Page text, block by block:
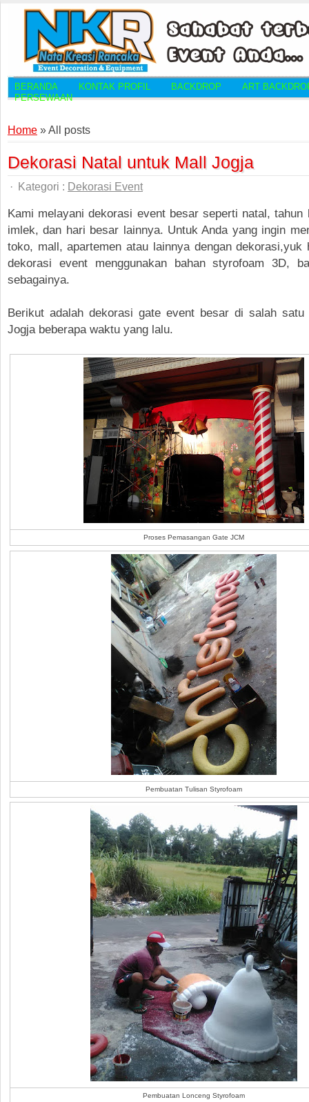
BERANDA KONTAK PROFIL BACKDROP
ART
PERSEWAAN
Home »All posts
Dekorasi Natal untuk Mall Jogja
· Kategori : Dekorasi Event
Kami melayani dekorasi event besar seperti natal,
imlek, dan hari besar lainnya. Untuk Anda yang ingin
toko, mall, apartemen atau lainnya dengan dekorasi,yuk
dekorasi event menggunakan bahan styrofoam 3D,
sebagainya.
Berikut adalah dekorasi gate event besar di salah
Jogja beberapa waktu yang lalu.
Proses Pemasangan Gate JCM
Pembuatan Tulisan Styrofoam
Pembuatan Lonceng Styrofoam